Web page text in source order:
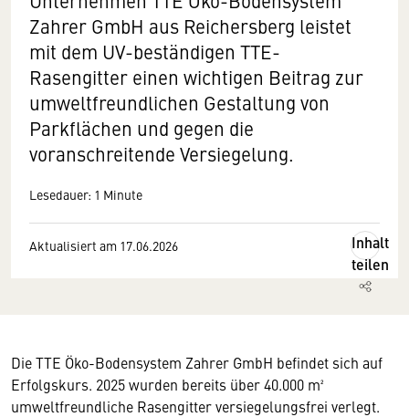
Zahrer GmbH aus Reichersberg leistet
mit dem UV-beständigen TTE-
Rasengitter einen wichtigen Beitrag zur
umweltfreundlichen Gestaltung von
Parkflächen und gegen die
voranschreitende Versiegelung.
Lesedauer: 1 Minute
Aktualisiert am 17.06.2026
Inhalt
teilen
Die TTE Öko-Bodensystem Zahrer GmbH befindet sich auf
Erfolgskurs. 2025 wurden bereits über 40.000 m²
umweltfreundliche Rasengitter versiegelungsfrei verlegt.